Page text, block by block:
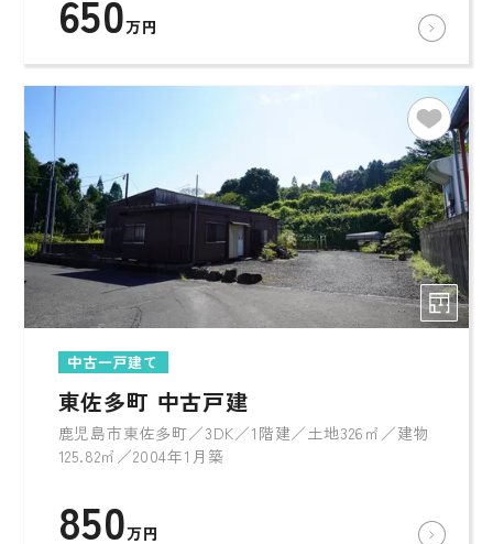
650万円
中古一戸建て
東佐多町 中古戸建
鹿児島市東佐多町／3DK／1階建／土地326㎡／建物
125.82㎡／2004年1月築
850万円